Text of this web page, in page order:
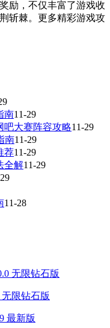
励，不仅丰富了游戏收
斩棘。更多精彩游戏攻
南11-29
吧大赛阵容攻略11-29
南11-29
荐11-29
全解11-29
11-28
限钻石版